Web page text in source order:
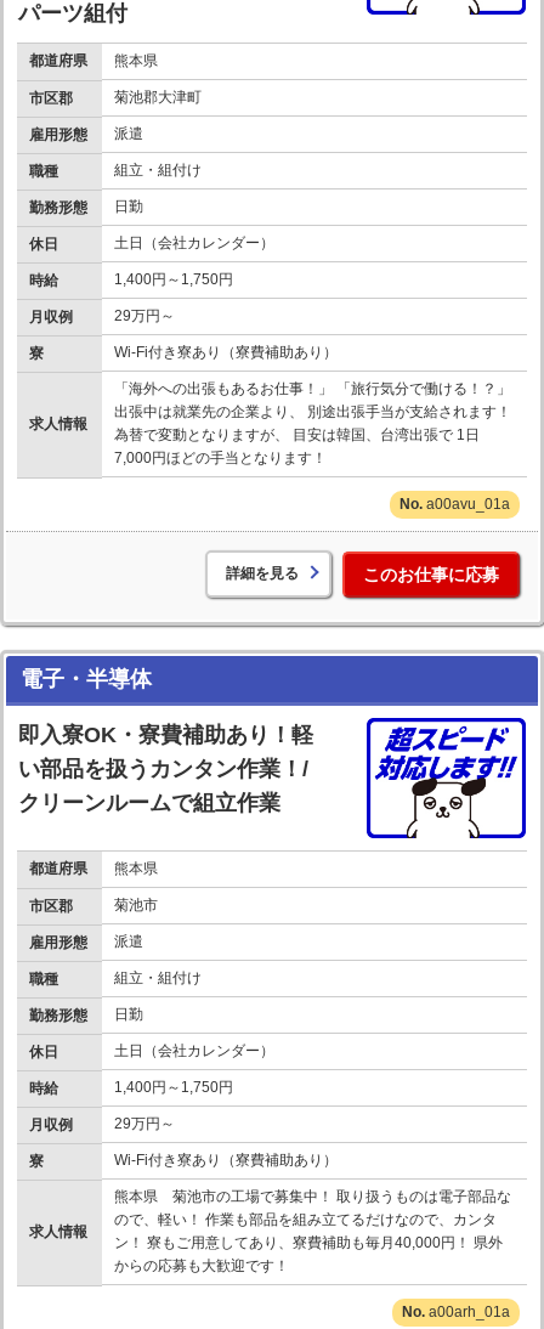
パーツ組付
都道府県 熊本県
市区郡 菊池郡大津町
雇用形態 派遣
職種 組立・組付け
勤務形態 日勤
休日 土日（会社カレンダー）
時給 1,400円～1,750円
月収例 29万円～
寮 Wi-Fi付き寮あり（寮費補助あり）
求人情報
「海外への出張もあるお仕事！」 「旅行気分で働ける！？」
出張中は就業先の企業より、 別途出張手当が支給されます！
為替で変動となりますが、 目安は韓国、台湾出張で 1日
7,000円ほどの手当となります！
a00avu_01a
詳細を見る このお仕事に応募
電子・半導体
即入寮OK・寮費補助あり！軽
い部品を扱うカンタン作業！/
クリーンルームで組立作業
都道府県 熊本県
市区郡 菊池市
雇用形態 派遣
職種 組立・組付け
勤務形態 日勤
休日 土日（会社カレンダー）
時給 1,400円～1,750円
月収例 29万円～
寮 Wi-Fi付き寮あり（寮費補助あり）
求人情報
熊本県 菊池市の工場で募集中！ 取り扱うものは電子部品な
ので、軽い！ 作業も部品を組み立てるだけなので、カンタ
ン！ 寮もご用意してあり、寮費補助も毎月40,000円！ 県外
からの応募も大歓迎です！
a00arh_01a